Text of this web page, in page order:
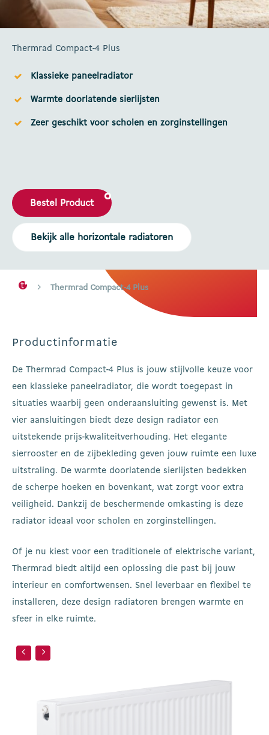
Thermrad Compact-4 Plus
Klassieke paneelradiator
Warmte doorlatende sierlijsten
Zeer geschikt voor scholen en zorginstellingen
Bestel Product
Bekijk alle horizontale radiatoren
Thermrad Compact-4 Plus
Productinformatie
De Thermrad Compact-4 Plus is jouw stijlvolle keuze voor
een klassieke paneelradiator, die wordt toegepast in
situaties waarbij geen onderaansluiting gewenst is. Met
vier aansluitingen biedt deze design radiator een
uitstekende prijs-kwaliteitverhouding. Het elegante
sierrooster en de zijbekleding geven jouw ruimte een luxe
uitstraling. De warmte doorlatende sierlijsten bedekken
de scherpe hoeken en bovenkant, wat zorgt voor extra
veiligheid. Dankzij de beschermende omkasting is deze
radiator ideaal voor scholen en zorginstellingen.
Of je nu kiest voor een traditionele of elektrische variant,
Thermrad biedt altijd een oplossing die past bij jouw
interieur en comfortwensen. Snel leverbaar en flexibel te
installeren, deze design radiatoren brengen warmte en
sfeer in elke ruimte.